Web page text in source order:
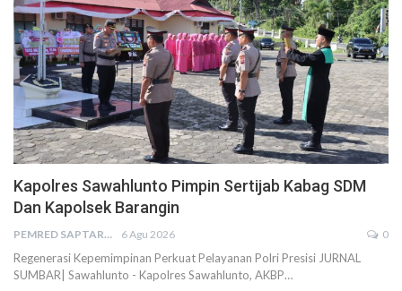
Kapolres Sawahlunto Pimpin Sertijab Kabag SDM
Dan Kapolsek Barangin
PEMRED SAPTARIUS 6 Agu 2026 0
Regenerasi Kepemimpinan Perkuat Pelayanan Polri Presisi JURNAL
SUMBAR| Sawahlunto - Kapolres Sawahlunto, AKBP…